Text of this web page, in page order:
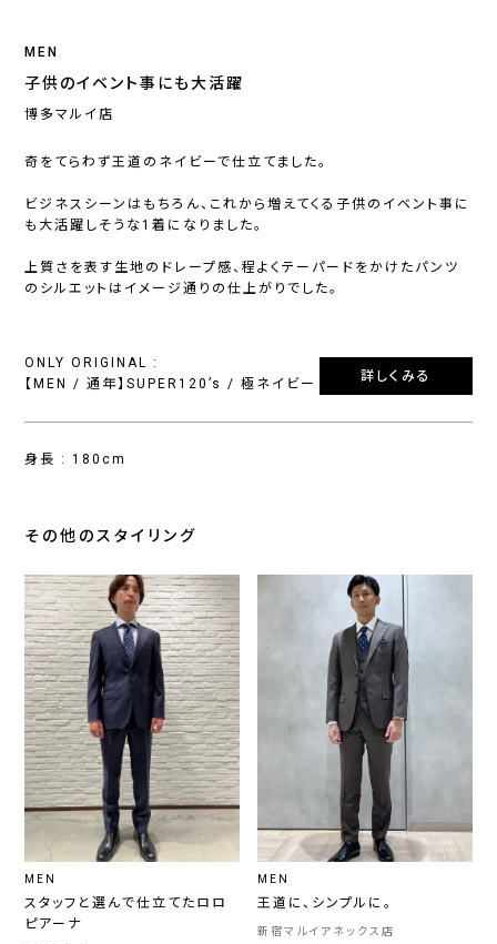
MEN
子供のイベント事にも大活躍
博多マルイ店
奇をてらわず王道のネイビーで仕立てました。
ビジネスシーンはもちろん、これから増えてくる子供のイベント事に
も大活躍しそうな1着になりました。
上質さを表す生地のドレープ感、程よくテーパードをかけたパンツ
のシルエットはイメージ通りの仕上がりでした。
ONLY ORIGINAL :
【MEN / 通年】SUPER120’s / 極ネイビー
詳しくみる
身長 : 180cm
その他のスタイリング
MEN
スタッフと選んで仕立てたロロ
ピアーナ
MEN
王道に、シンプルに。
新宿マルイアネックス店